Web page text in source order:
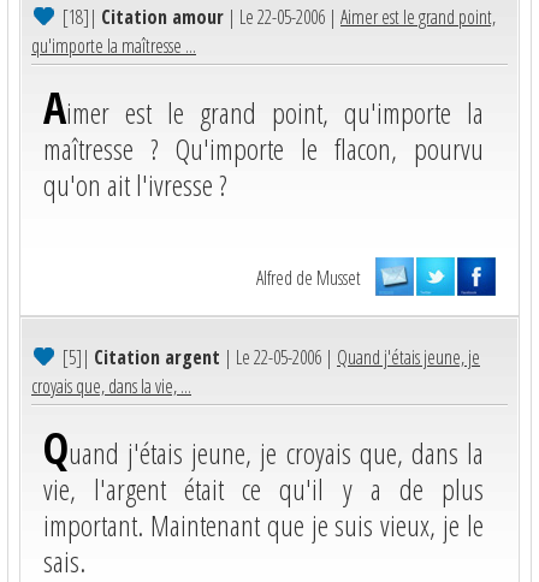
[18]| Citation amour | Le 22-05-2006 | Aimer est le grand point,
qu'importe la maîtresse ...
Aimer est le grand point, qu'importe la
maîtresse ? Qu'importe le flacon, pourvu
qu'on ait l'ivresse ?
Alfred de Musset
[5]| Citation argent | Le 22-05-2006 | Quand j'étais jeune, je
croyais que, dans la vie, ...
Quand j'étais jeune, je croyais que, dans la
vie, l'argent était ce qu'il y a de plus
important. Maintenant que je suis vieux, je le
sais.